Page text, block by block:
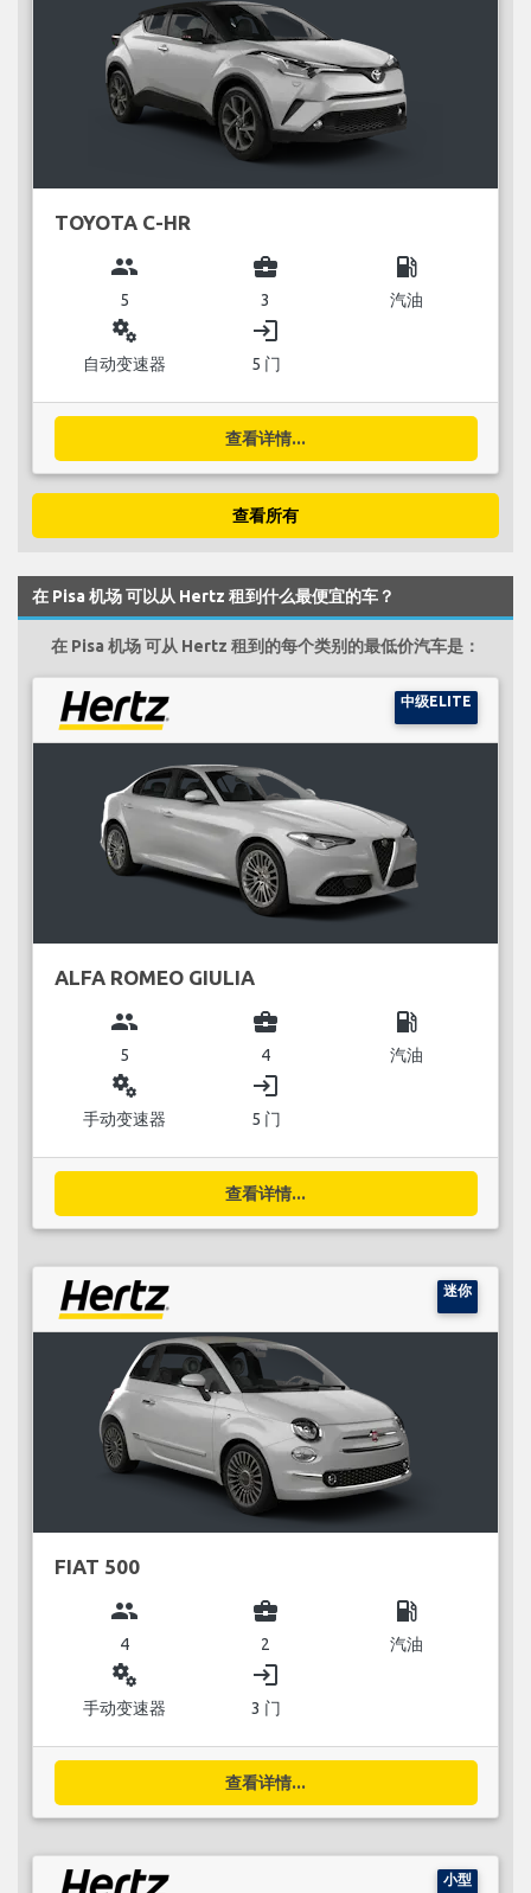
TOYOTA C-HR
group
5
business_center
3
local_gas_station
汽油
miscellaneous_services
自动变速器
login
5 门
查看详情...
查看所有
在 Pisa 机场 可以从 Hertz 租到什么最便宜的车？
在 Pisa 机场 可从 Hertz 租到的每个类别的最低价汽车是：
中级ELITE
ALFA ROMEO GIULIA
group
5
business_center
4
local_gas_station
汽油
miscellaneous_services
手动变速器
login
5 门
查看详情...
迷你
FIAT 500
group
4
business_center
2
local_gas_station
汽油
miscellaneous_services
手动变速器
login
3 门
查看详情...
小型